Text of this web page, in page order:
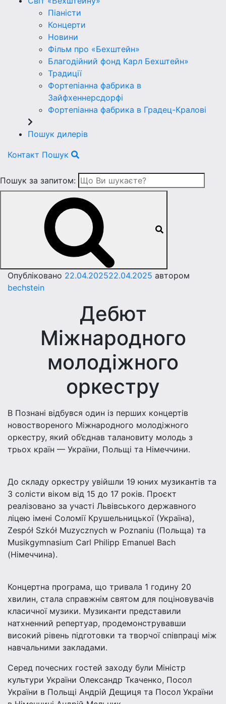
Піаністи
Концерти
Новини
Фільм про «Бехштейн»
Благодійний фонд Карл Бехштейн»
Традиції
Фортепіанна фабрика в
Зайфхеннерсдорфi
Фортепіанна фабрика в Градец-Краловi
Пошук дилерів
Контакт Пошук
Пошук за запитом:
Опубліковано 22.04.202522.04.2025 автором
bechstein
Дебют
Міжнародного
молодіжного
оркестру
В Познані відбувся один із перших концертів
новоствореного Міжнародного молодіжного
оркестру, який об’єднав талановиту молодь з
трьох країн — України, Польщі та Німеччини.
До складу оркестру увійшли 19 юних музикантів та
3 солісти віком від 15 до 17 років. Проєкт
реалізовано за участі Львівського державного
ліцею імені Соломії Крушельницької (Україна),
Zespół Szkół Muzycznych w Poznaniu (Польща) та
Musikgymnasium Carl Philipp Emanuel Bach
(Німеччина).
Концертна програма, що тривала 1 годину 20
хвилин, стала справжнім святом для поціновувачів
класичної музики. Музиканти представили
натхненний репертуар, продемонструвавши
високий рівень підготовки та творчої співпраці між
навчальними закладами.
Серед почесних гостей заходу були Міністр
культури України Олександр Ткаченко, Посол
України в Польщі Андрій Дещиця та Посол України